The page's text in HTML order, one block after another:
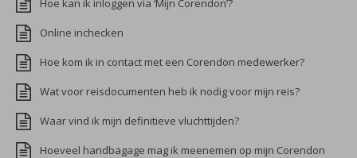
Hoe kan ik inloggen via ‘Mijn Corendon’?
Online inchecken
Hoe kom ik in contact met een Corendon medewerker?
Wat voor reisdocumenten heb ik nodig voor mijn reis?
Waar vind ik mijn definitieve vluchttijden?
Hoeveel handbagage mag ik meenemen op mijn Corendon